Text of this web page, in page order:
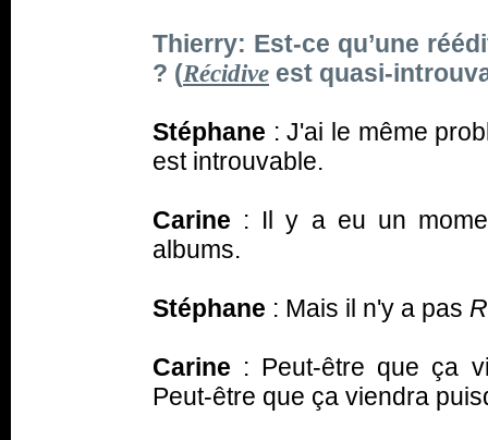
Thierry: Est-ce qu’une
? (Récidive est quasi-
Stéphane : J'ai le même
est introuvable.
Carine : Il y a eu un
albums.
Stéphane : Mais il n'y a pas
Carine : Peut-être que ça
Peut-être que ça viendra